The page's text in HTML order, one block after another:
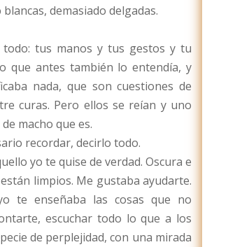
demasiado delgadas.
tus manos y tus gestos y tu
que antes también lo entendía, y
nada, que son cuestiones de
curas. Pero ellos se reían y uno
macho que es.
recordar, decirlo todo.
yo te quise de verdad. Oscura e
limpios. Me gustaba ayudarte.
te enseñaba las cosas que no
escuchar todo lo que a los
de perplejidad, con una mirada